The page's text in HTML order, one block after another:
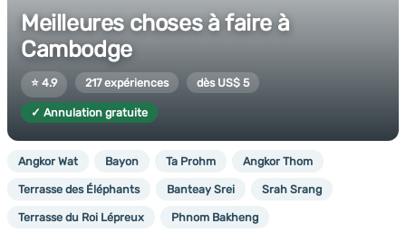
Meilleures choses à faire à
Cambodge
⭐ 4.9 217 expériences dès US$ 5
✓ Annulation gratuite
Angkor Wat Bayon Ta Prohm Angkor Thom
Terrasse des Éléphants Banteay Srei Srah Srang
Terrasse du Roi Lépreux Phnom Bakheng